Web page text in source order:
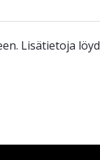
Lisätietoja